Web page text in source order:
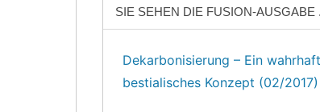
SIE SEHEN DIE FUSION-AUSGABE
Dekarbonisierung – Ein wahrhaft
bestialisches Konzept (02/2017)